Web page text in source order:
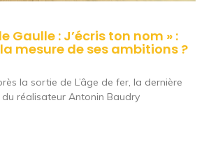
Gaulle : J’écris ton nom » :
mesure de ses ambitions ?
la sortie de L’âge de fer, la dernière
réalisateur Antonin Baudry